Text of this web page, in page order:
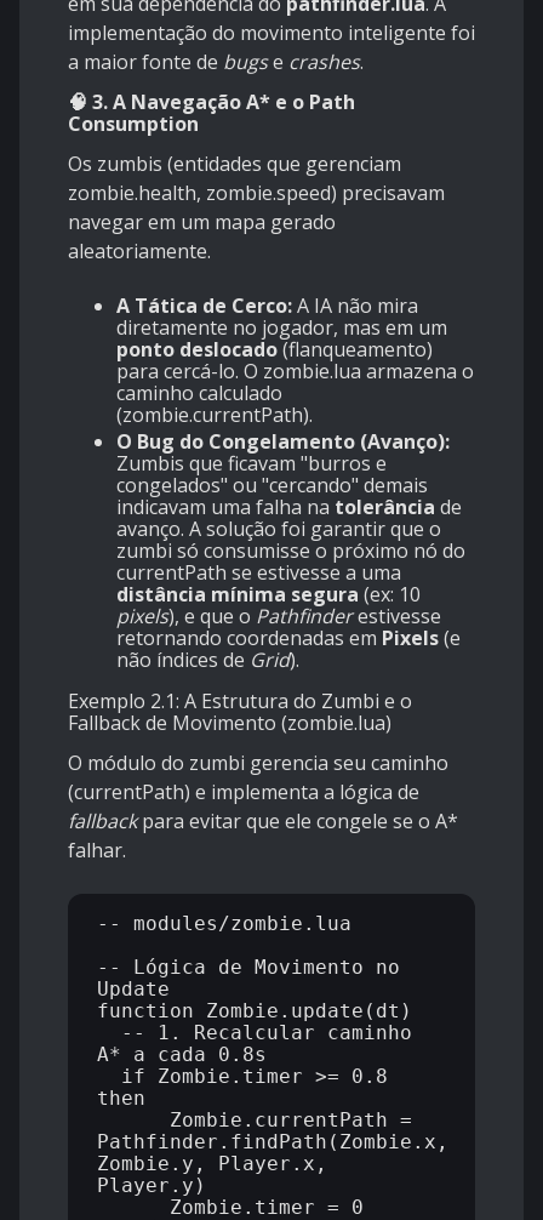
implementação do movimento inteligente foi
a maior fonte de bugse crashes.
🧠 3. A Navegação A* e o Path
Consumption
Os zumbis (entidades que gerenciam
zombie.health, zombie.speed) precisavam
navegar em um mapa gerado
aleatoriamente.
A Tática de Cerco:A IA não mira
diretamente no jogador, mas em um
ponto deslocado(flanqueamento)
para cercá-lo. O zombie.lua armazena o
caminho calculado
(zombie.currentPath).
O Bug do Congelamento (Avanço):
Zumbis que ficavam "burros e
congelados" ou "cercando" demais
indicavam uma falha na tolerância de
avanço. A solução foi garantir que o
zumbi só consumisse o próximo nó do
currentPath se estivesse a uma
distância mínima segura (ex: 10
pixels), e que o Pathfinderestivesse
retornando coordenadas em Pixels(e
não índices de Grid).
Exemplo 2.1: A Estrutura do Zumbi e o
Fallback de Movimento (zombie.lua)
O módulo do zumbi gerencia seu caminho
(currentPath) e implementa a lógica de
fallbackpara evitar que ele congele se o A*
falhar.
-- modules/zombie.lua
-- Lógica de Movimento no
Update
function Zombie.update(dt)
A* a cada 0.8s
then
Pathfinder.findPath(Zombie.x,
Zombie.y, Player.x,
Player.y)